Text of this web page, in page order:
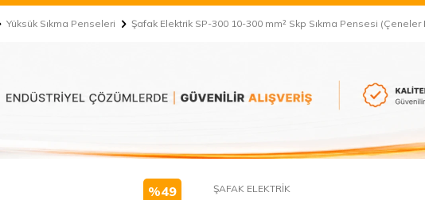
Yüksük Sıkma Penseleri Şafak Elektrik SP-300 10-300 mm² Skp Sıkma Pensesi (Çeneler
%49 ŞAFAK ELEKTRİK